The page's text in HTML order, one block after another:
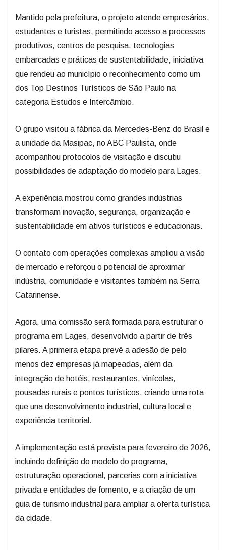
estudantes e turistas, permitindo acesso a processos
produtivos, centros de pesquisa, tecnologias
embarcadas e práticas de sustentabilidade, iniciativa
que rendeu ao município o reconhecimento como um
dos Top Destinos Turísticos de São Paulo na
categoria Estudos e Intercâmbio.
a unidade da Masipac, no ABC Paulista, onde
acompanhou protocolos de visitação e discutiu
possibilidades de adaptação do modelo para Lages.
transformam inovação, segurança, organização e
sustentabilidade em ativos turísticos e educacionais.
de mercado e reforçou o potencial de aproximar
indústria, comunidade e visitantes também na Serra
Catarinense.
programa em Lages, desenvolvido a partir de três
pilares. A primeira etapa prevê a adesão de pelo
menos dez empresas já mapeadas, além da
integração de hotéis, restaurantes, vinícolas,
pousadas rurais e pontos turísticos, criando uma rota
que una desenvolvimento industrial, cultura local e
experiência territorial.
incluindo definição do modelo do programa,
estruturação operacional, parcerias com a iniciativa
privada e entidades de fomento, e a criação de um
guia de turismo industrial para ampliar a oferta turística
da cidade.